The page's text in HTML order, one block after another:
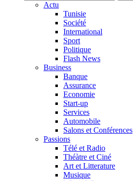
Actu
Tunisie
Société
International
Sport
Politique
Flash News
Business
Banque
Assurance
Economie
Start-up
Services
Automobile
Salons et Conférences
Passions
Télé et Radio
Théàtre et Ciné
Art et Litterature
Musique